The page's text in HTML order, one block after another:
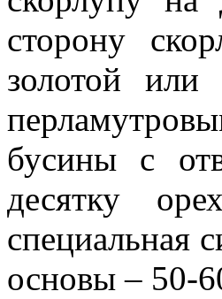
сторону
золотой или
бусины с
десятку
специальная
основы – 50-